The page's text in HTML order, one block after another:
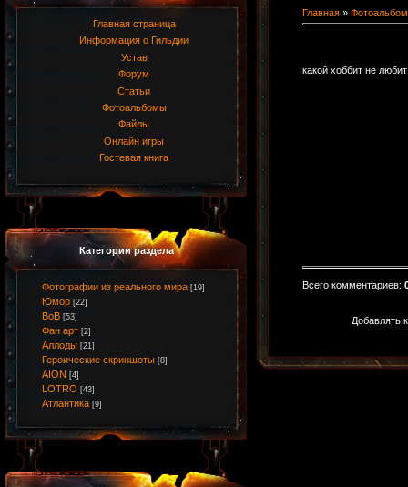
Главная страница
Информация о Гильдии
Устав
Форум
Статьи
Фотоальбомы
Файлы
Онлайн игры
Гостевая книга
Категории раздела
Фотографии из реального мира [19]
Юмор [22]
ВоВ [53]
Фан арт [2]
Аллоды [21]
Героические скриншоты [8]
AION [4]
LOTRO [43]
Атлантика [9]
Главная » Фотоальбом
какой хоббит не
Всего комментариев:
Добавлять